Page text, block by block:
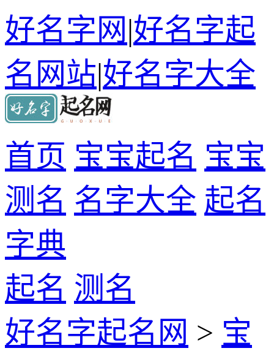
好名字网|好名字起
名网站|好名字大全
首页 宝宝起名 宝宝
测名 名字大全 起名
字典
起名 测名
好名字起名网 > 宝